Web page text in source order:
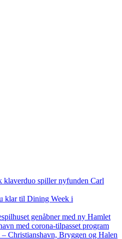
klaverduo spiller nyfunden Carl
klar til Dining Week i
genåbner med ny Hamlet
med corona-tilpasset program
– Christianshavn, Bryggen og Halen